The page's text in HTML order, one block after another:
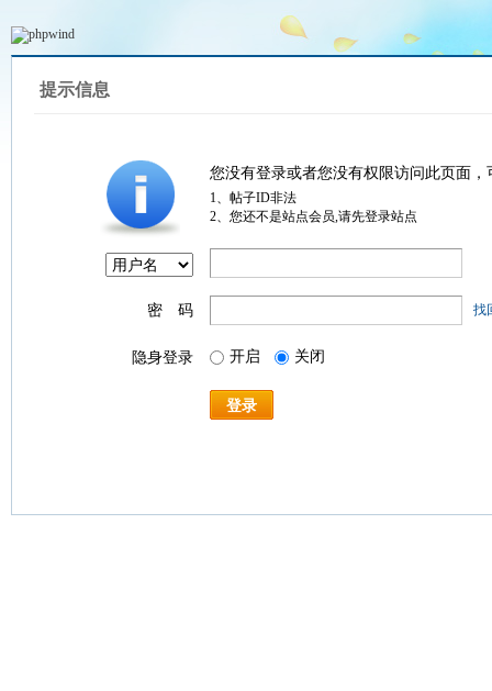
提示信息
您没有登录或者您没有权限访问此页面
1、帖子ID非法
2、您还不是站点会员,请先登录站点
密 码 找
隐身登录 开启 关闭
登录